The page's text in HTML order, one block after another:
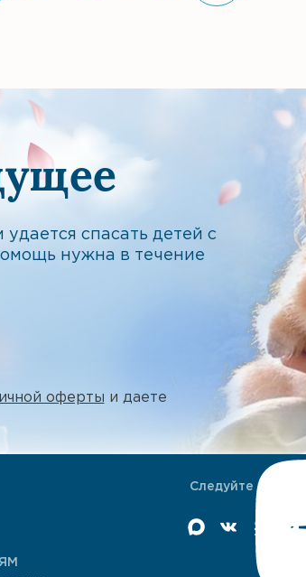
спасать детей с
нужна в течение
оферты и даете
Следуйте за нами